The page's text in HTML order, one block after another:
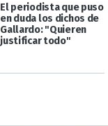
El periodista que puso
en duda los dichos de
Gallardo: "Quieren
justificar todo"